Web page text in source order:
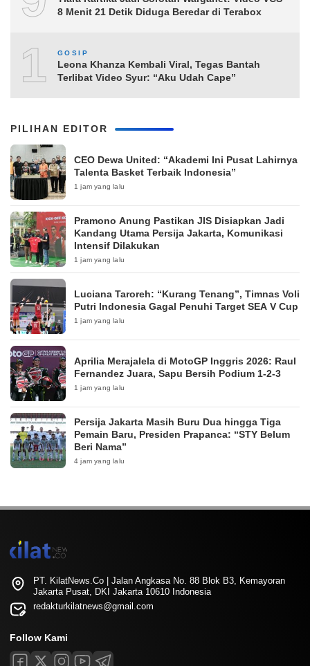
8 Menit 21 Detik Diduga Beredar di Terabox
10
GOSIP
Leona Khanza Kembali Viral, Tegas Bantah
Terlibat Video Syur: “Aku Udah Cape”
PILIHAN EDITOR
CEO Dewa United: “Akademi Ini Pusat Lahirnya
Talenta Basket Terbaik Indonesia”
1 jam yang lalu
Pramono Anung Pastikan JIS Disiapkan Jadi
Kandang Utama Persija Jakarta, Komunikasi
Intensif Dilakukan
1 jam yang lalu
Luciana Taroreh: “Kurang Tenang”, Timnas Voli
Putri Indonesia Gagal Penuhi Target SEA V Cup
1 jam yang lalu
Aprilia Merajalela di MotoGP Inggris 2026: Raul
Fernandez Juara, Sapu Bersih Podium 1-2-3
1 jam yang lalu
Persija Jakarta Masih Buru Dua hingga Tiga
Pemain Baru, Presiden Prapanca: “STY Belum
Beri Nama”
4 jam yang lalu
PT. KilatNews.Co | Jalan Angkasa No. 88 Blok B3, Kemayoran
Jakarta Pusat, DKI Jakarta 10610 Indonesia
redakturkilatnews@gmail.com
Follow Kami